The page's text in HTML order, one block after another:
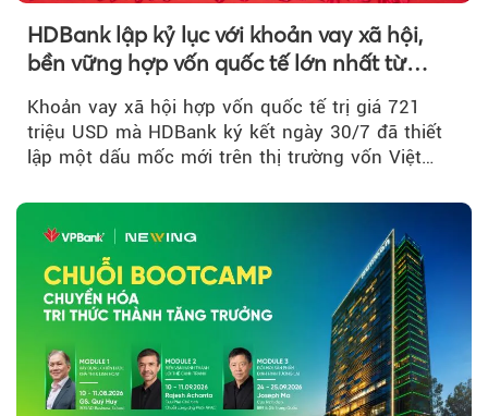
HDBank lập kỷ lục với khoản vay xã hội,
bền vững hợp vốn quốc tế lớn nhất từ
Khoản vay xã hội hợp vốn quốc tế trị giá 721
triệu USD mà HDBank ký kết ngày 30/7 đã thiết
lập một dấu mốc mới trên thị trường vốn Việt